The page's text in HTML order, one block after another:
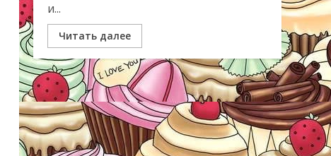
и...
Читать далее